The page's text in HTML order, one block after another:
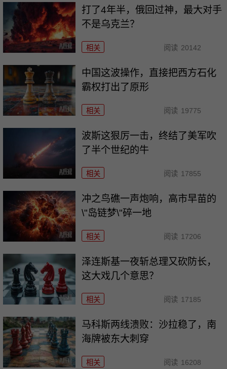
打了4年半，俄回过神，最大对手
不是乌克兰？
相关 阅读 20142
中国这波操作，直接把西方石化
霸权打出了原形
相关 阅读 19775
波斯这狠厉一击，终结了美军吹
了半个世纪的牛
相关 阅读 17855
冲之鸟礁一声炮响，高市早苗的
\"岛链梦\"碎一地
相关 阅读 17206
泽连斯基一夜斩总理又砍防长，
这大戏几个意思？
相关 阅读 17185
马科斯两线溃败：沙拉稳了，南
海牌被东大刺穿
相关 阅读 16208